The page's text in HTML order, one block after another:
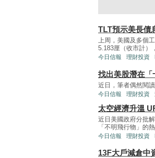
TLT預示美長債
上周，美國及多個
5.183厘（收市計）
今日信報 理財投資
找出美股潛在「
近日，筆者偶然閱
今日信報 理財投資
太空經濟升溫
近日美國政府分批
「不明飛行物」的
今日信報 理財投資
13F大戶減倉中